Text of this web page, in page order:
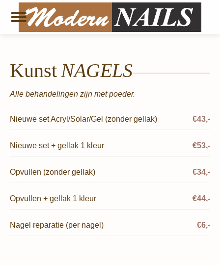
KunstNAGELS
Alle behandelingen zijn met poeder.
Nieuwe set Acryl/Solar/Gel (zonder gellak) €43,-
Nieuwe set + gellak 1 kleur €53,-
Opvullen (zonder gellak) €34,-
Opvullen + gellak 1 kleur €44,-
Nagel reparatie (per nagel) €6,-